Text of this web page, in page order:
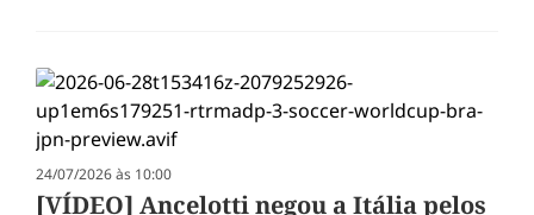
24/07/2026 às 10:00
[VÍDEO] Ancelotti negou a Itália pelos